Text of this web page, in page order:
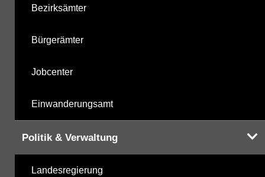
Bezirksämter
Bürgerämter
Jobcenter
Einwanderungsamt
Politik & Verwaltung
Landesregierung